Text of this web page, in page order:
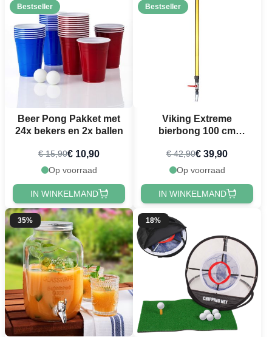
Bestseller
Beer Pong Pakket met
24x bekers en 2x ballen
€ 15,90€ 10,90
Op voorraad
IN WINKELMAND
Bestseller
Viking Extreme
bierbong 100 cm
€ 42,90€ 39,90
Op voorraad
IN WINKELMAND
35% 18%